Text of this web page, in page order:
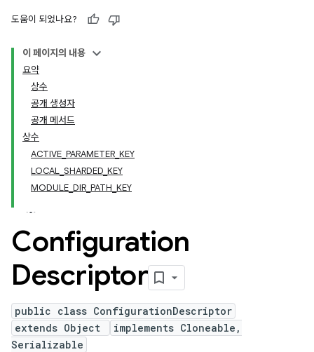
도움이 되었나요?
이 페이지의 내용
요약
상수
공개 생성자
공개 메서드
상수
ACTIVE_PARAMETER_KEY
LOCAL_SHARDED_KEY
MODULE_DIR_PATH_KEY
Configuration
Descriptor
public class ConfigurationDescriptor
extends Object
implements Cloneable,
Serializable